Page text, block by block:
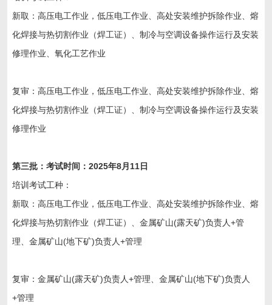
新取：高压电工作业，低压电工作业、高处安装维护拆除作业、熔
化焊接与热切割作业（焊工证）、制冷与空调设备操作运行及安装
修理作业、氧化工艺作业
复审：高压电工作业，低压电工作业、高处安装维护拆除作业、熔
化焊接与热切割作业（焊工证）、制冷与空调设备操作运行及安装
修理作业
第三批：考试时间：2025年8月 11日
培训考试工种：
新取：高压电工作业，低压电工作业、高处安装维护拆除作业、熔
化焊接与热切割作业（焊工证）、金属矿山(露天矿)负责人+管
理、金属矿山(地下矿)负责人+管理
复审：金属矿山(露天矿)负责人+管理、金属矿山(地下矿)负责人
+管理